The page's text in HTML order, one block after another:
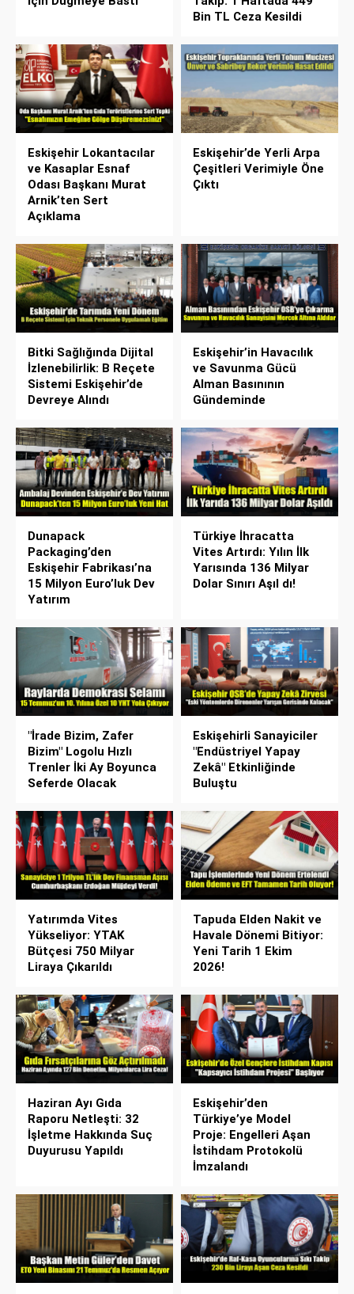
Bin TL Ceza Kesildi
Eskişehir Lokantacılar
ve Kasaplar Esnaf
Odası Başkanı Murat
Arnik’ten Sert
Açıklama
Eskişehir’de Yerli Arpa
Çeşitleri Verimiyle Öne
Çıktı
Bitki Sağlığında Dijital
İzlenebilirlik: B Reçete
Sistemi Eskişehir’de
Devreye Alındı
Eskişehir’in Havacılık
ve Savunma Gücü
Alman Basınının
Gündeminde
Dunapack
Packaging’den
Eskişehir Fabrikası’na
15 Milyon Euro’luk Dev
Yatırım
Türkiye İhracatta
Vites Artırdı: Yılın İlk
Yarısında 136 Milyar
Dolar Sınırı Aşıl dı!
"İrade Bizim, Zafer
Bizim" Logolu Hızlı
Trenler İki Ay Boyunca
Seferde Olacak
Eskişehirli Sanayiciler
"Endüstriyel Yapay
Zekâ" Etkinliğinde
Buluştu
Yatırımda Vites
Yükseliyor: YTAK
Bütçesi 750 Milyar
Liraya Çıkarıldı
Tapuda Elden Nakit ve
Havale Dönemi Bitiyor:
Yeni Tarih 1 Ekim
2026!
Haziran Ayı Gıda
Raporu Netleşti: 32
İşletme Hakkında Suç
Duyurusu Yapıldı
Eskişehir’den
Türkiye’ye Model
Proje: Engelleri Aşan
İstihdam Protokolü
İmzalandı